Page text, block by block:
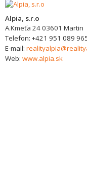
Alpia, s.r.o
A.Kmeťa 2403601 Martin
Telefon: +421 951 089
E-mail:
Web: www.alpia.sk